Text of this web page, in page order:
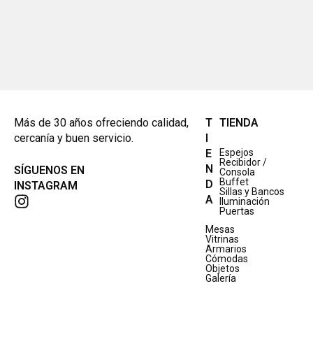
Más de 30 años ofreciendo calidad,
cercanía y buen servicio.
SÍGUENOS EN
INSTAGRAM
T
I
E
N
D
A
Mesas
Vitrinas
Armarios
Cómodas
Objetos
Galería
TIENDA
Espejos
Recibidor /
Consola
Buffet
Sillas y Bancos
Iluminación
Puertas